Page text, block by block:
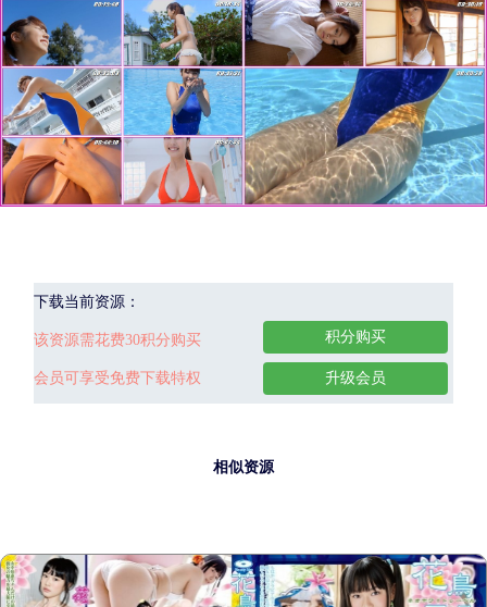
下载当前资源：
该资源需花费30积分购买
会员可享受免费下载特权
积分购买
升级会员
相似资源